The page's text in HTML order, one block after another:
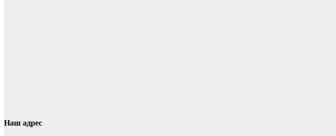
Наш адрес